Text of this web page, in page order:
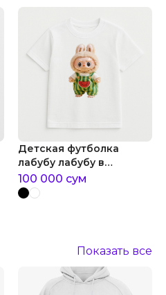
Детская футболка
лабубу лабубу в
костюме арбуза
100 000 сум
Показать все